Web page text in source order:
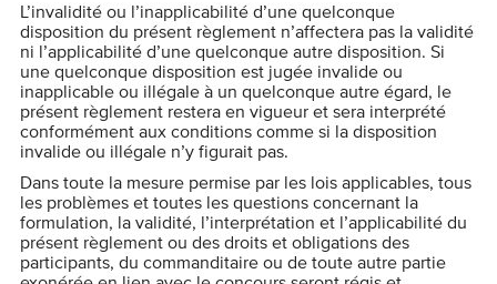
L’invalidité ou l’inapplicabilité d’une quelconque
disposition du présent règlement n’affectera pas la validité
ni l’applicabilité d’une quelconque autre disposition. Si
une quelconque disposition est jugée invalide ou
inapplicable ou illégale à un quelconque autre égard, le
présent règlement restera en vigueur et sera interprété
conformément aux conditions comme si la disposition
invalide ou illégale n’y figurait pas.
Dans toute la mesure permise par les lois applicables, tous
les problèmes et toutes les questions concernant la
formulation, la validité, l’interprétation et l’applicabilité du
présent règlement ou des droits et obligations des
participants, du commanditaire ou de toute autre partie